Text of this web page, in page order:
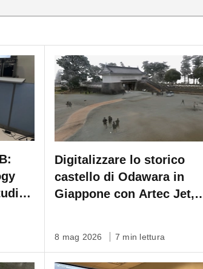
Digitalizzare lo storico
castello di Odawara in
Giappone con Artec Jet,
8 mag 2026 7 min lettura